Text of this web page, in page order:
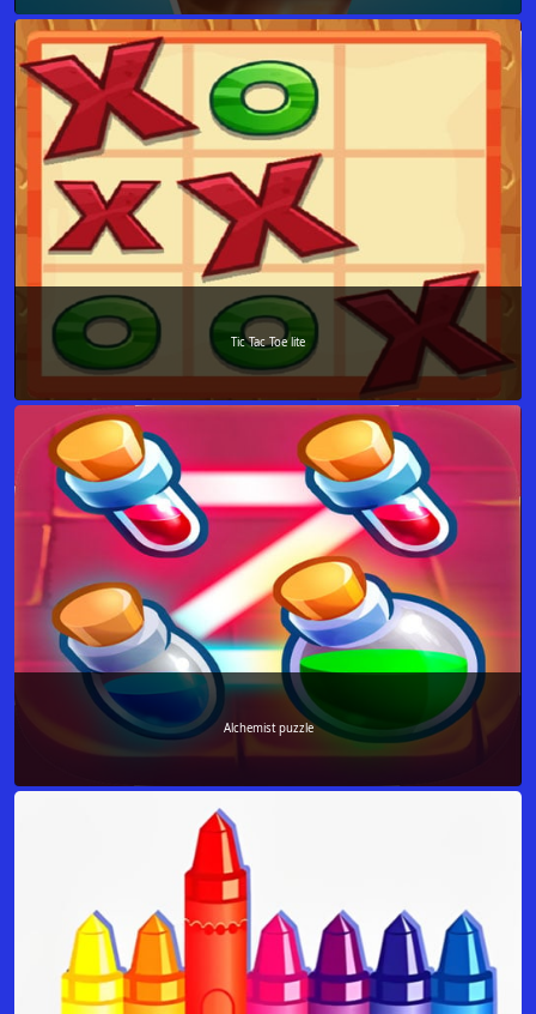
Tic Tac Toe lite
Alchemist puzzle